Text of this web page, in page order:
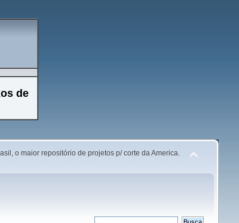
de
o maior repositório de projetos p/ corte da America.